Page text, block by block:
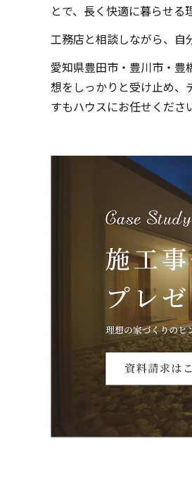
とで、長く快適に暮らせる
工務店と相談しながら、自
愛知県豊田市・豊川市・
想をしっかりと受け止め、
すもハウスにお任せくださ